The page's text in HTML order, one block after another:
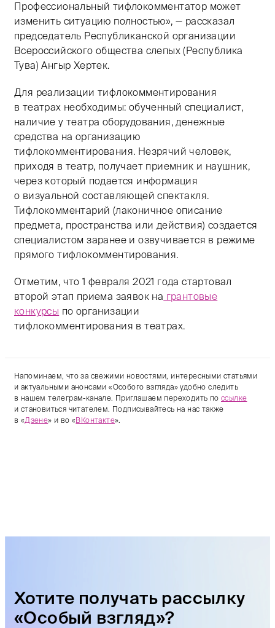
Профессиональный тифлокомментатор может
изменить ситуацию полностью», — рассказал
председатель Республиканской организации
Всероссийского общества слепых (Республика
Тува) Ангыр Хертек.
Для реализации тифлокомментирования
в театрах необходимы: обученный специалист,
наличие у театра оборудования, денежные
средства на организацию
тифлокомментирования. Незрячий человек,
приходя в театр, получает приемник и наушник,
через который подается информация
о визуальной составляющей спектакля.
Тифлокомментарий (лаконичное описание
предмета, пространства или действия) создается
специалистом заранее и озвучивается в режиме
прямого тифлокомментирования.
Отметим, что 1 февраля 2021 года стартовал
второй этап приема заявок на грантовые
конкурсы по организации
тифлокомментирования в театрах.
Напоминаем, что за свежими новостями, интересными статьями
и актуальными анонсами «Особого взгляда» удобно следить
в нашем телеграм-канале. Приглашаем переходить по ссылке
и становиться читателем. Подписывайтесь на нас также
в «Дзене» и во «ВКонтакте».
Хотите получать рассылку
«Особый взгляд»?